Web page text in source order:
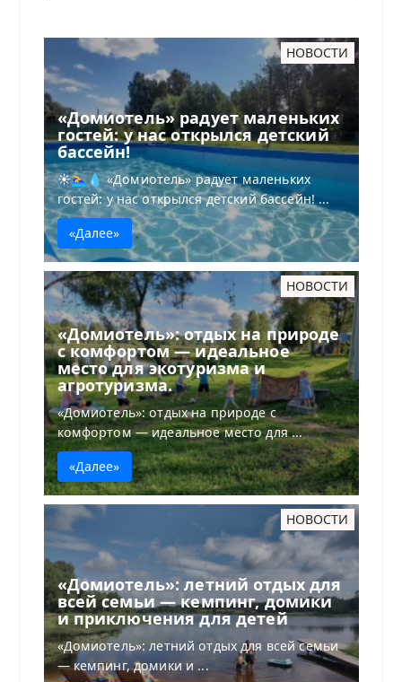
НОВОСТИ
«Домиотель» радует маленьких
гостей: у нас открылся детский
бассейн!
☀️🏊‍♀️💧 «Домиотель» радует маленьких
гостей: у нас открылся детский бассейн! ...
«Далее»
НОВОСТИ
«Домиотель»: отдых на природе
с комфортом — идеальное
место для экотуризма и
агротуризма.
«Домиотель»: отдых на природе с
комфортом — идеальное место для ...
«Далее»
НОВОСТИ
«Домиотель»: летний отдых для
всей семьи — кемпинг, домики
и приключения для детей
«Домиотель»: летний отдых для всей семьи
— кемпинг, домики и ...